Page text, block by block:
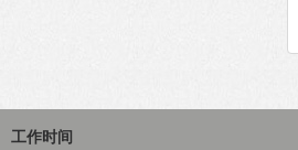
工作时间